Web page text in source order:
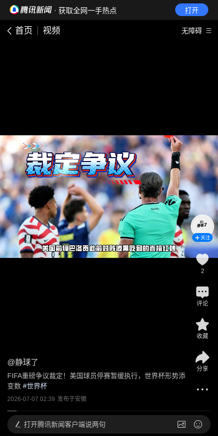
· 获取全网一手热点 打开
首页 视频 无障碍
@静球了
FIFA重磅争议裁定！美国球员停赛暂缓执行，世界杯形势添
变数 #世界杯
2026-07-07 02:39 发布于安徽
关注
2
评论
收藏
分享
打开腾讯新闻客户端说两句